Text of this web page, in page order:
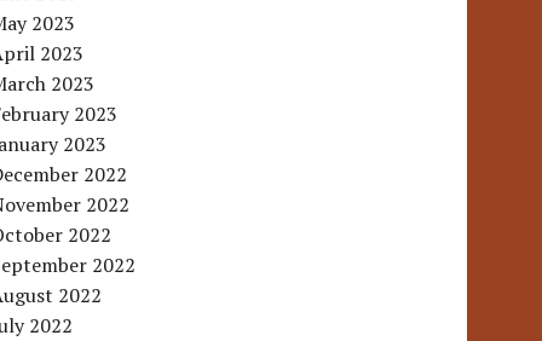
2023
2023
2023
2023
2023
2022
2022
2022
2022
2022
2022